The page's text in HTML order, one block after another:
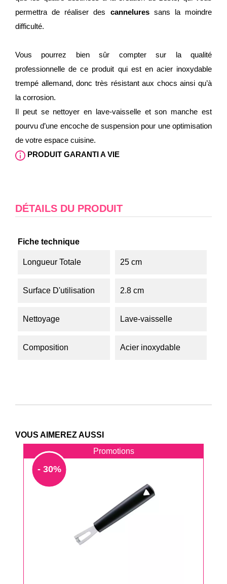
permettra de réaliser des canneluressans la moindre
difficulté.
Vous pourrez bien sûr compter sur la qualité
professionnelle de ce produit qui est en acier inoxydable
trempé allemand, donc très résistant aux chocs ainsi qu’à
la corrosion.
Il peut se nettoyer en lave-vaisselle et son manche est
pourvu d’une encoche de suspension pour une optimisation
de votre espace cuisine.
PRODUIT GARANTI A VIE
DÉTAILS DU PRODUIT
Fiche technique
Longueur Totale 25 cm
Surface D'utilisation 2.8 cm
Nettoyage Lave-vaisselle
Composition Acier inoxydable
VOUS AIMEREZ AUSSI
Promotions
- 30%